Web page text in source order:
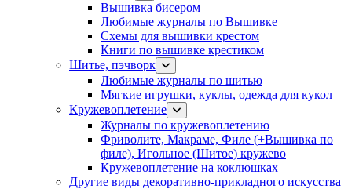
Вышивка бисером
Любимые журналы по Вышивке
Схемы для вышивки крестом
Книги по вышивке крестиком
Шитье, пэчворк
Любимые журналы по шитью
Мягкие игрушки, куклы, одежда для кукол
Кружевоплетение
Журналы по кружевоплетению
Фриволите, Макраме, Филе (+Вышивка по
филе), Игольное (Шитое) кружево
Кружевоплетение на коклюшках
Другие виды декоративно-прикладного искусства